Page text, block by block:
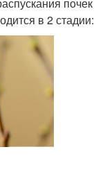
в 2 стадии: